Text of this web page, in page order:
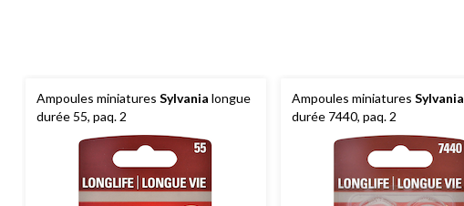
Ampoules miniatures Sylvania longue
durée 55, paq. 2
Ampoules miniatures Sylvania
durée 7440, paq. 2